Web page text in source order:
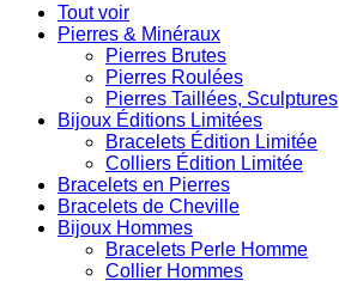
Tout voir
Pierres & Minéraux
Pierres Brutes
Pierres Roulées
Pierres Taillées, Sculptures
Bijoux Éditions Limitées
Bracelets Édition Limitée
Colliers Édition Limitée
Bracelets en Pierres
Bracelets de Cheville
Bijoux Hommes
Bracelets Perle Homme
Collier Hommes